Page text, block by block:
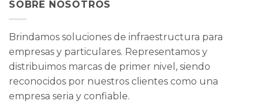
SOBRE NOSOTROS
Brindamos soluciones de infraestructura para
empresas y particulares. Representamos y
distribuimos marcas de primer nivel, siendo
reconocidos por nuestros clientes como una
empresa seria y confiable.